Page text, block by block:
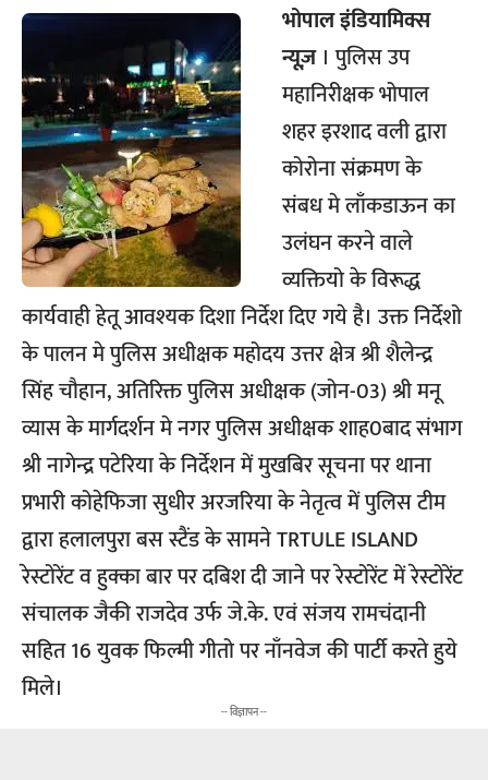
भोपालइंडियामिक्स
न्यूज़। पुलिस उप
महानिरीक्षक भोपाल
शहर इरशाद वली द्वारा
कोरोना संक्रमण के
संबध मे लाँकडाऊन का
उलंघन करने वाले
व्यक्तियो के विरूद्ध
कार्यवाही हेतू आवश्यक दिशा निर्देश दिए गये है। उक्त निर्देशो
के पालन मे पुलिस अधीक्षक महोदय उत्तर क्षेत्र श्री शैलेन्द्र
सिंह चौहान, अतिरिक्त पुलिस अधीक्षक (जोन-03) श्री मनू
व्यास के मार्गदर्शन मे नगर पुलिस अधीक्षक शाह0बाद संभाग
श्री नागेन्द्र पटेरिया के निर्देशन में मुखबिर सूचना पर थाना
प्रभारी कोहेफिजा सुधीर अरजरिया के नेतृत्व में पुलिस टीम
द्वारा हलालपुरा बस स्टैंड के सामने TRTULE ISLAND
रेस्टोरेंट व हुक्का बार पर दबिश दी जाने पर रेस्टोरेंट में रेस्टोरेंट
संचालक जैकी राजदेव उर्फ जे.के. एवं संजय रामचंदानी
सहित 16 युवक फिल्मी गीतो पर नाँनवेज की पार्टी करते हुये
मिले।
-- विज्ञापन --